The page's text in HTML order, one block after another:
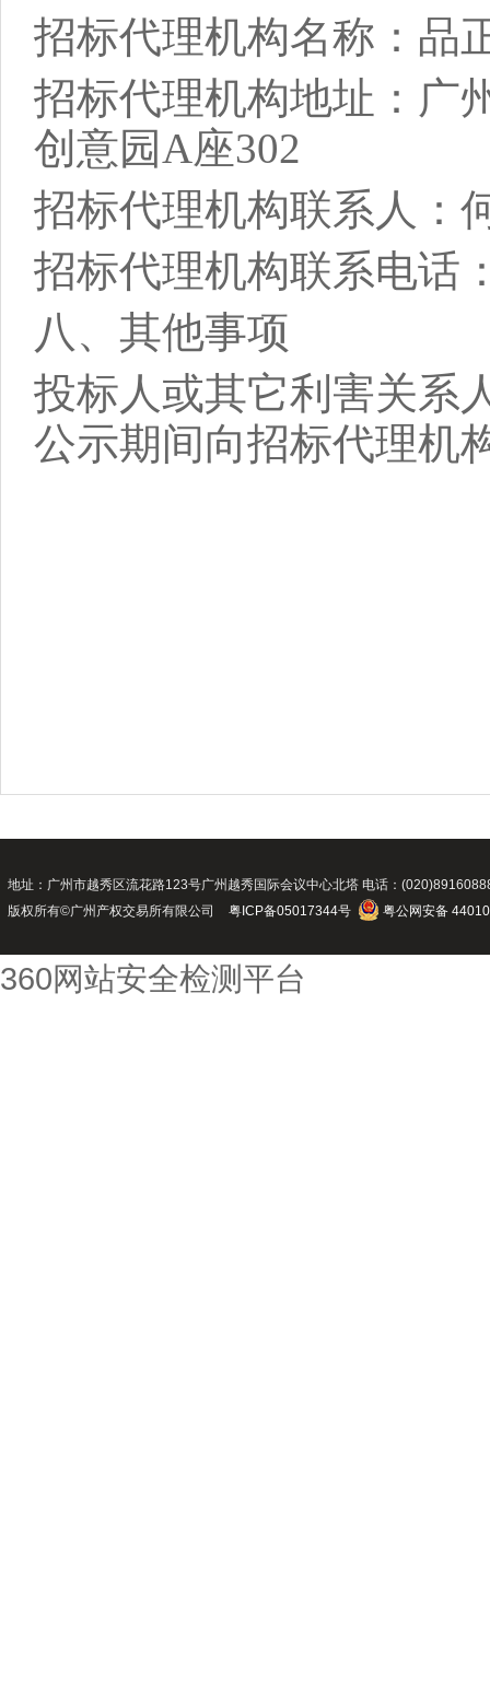
招标代理机构名称：品
招标代理机构地址： 广
创意园A座302
招标代理机构联系人：
招标代理机构联系电话
八、其他事项
投标人或其它利害关系
公示期间向招标代理机
地址：广州市越秀区流花路123号广州越秀国际会议中心北塔 电话：
版权所有©广州产权交易所有限公司
粤ICP备05017344号 粤公网安备
360网站安全检测平台